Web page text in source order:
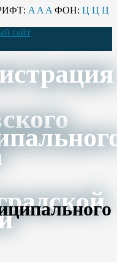
A A A ФОН: Ц Ц Ц
сайт